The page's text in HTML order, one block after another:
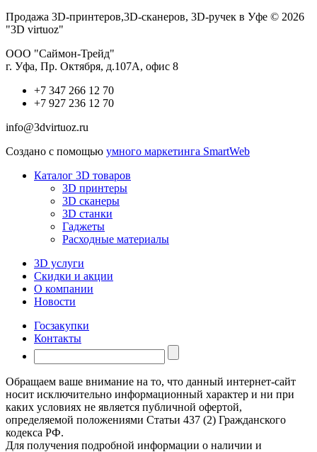
Продажа 3D-принтеров,3D-сканеров, 3D-ручек в Уфе © 2026
"3D virtuoz"
ООО "Саймон-Трейд"
г. Уфа, Пр. Октября, д.107А, офис 8
+7 347 266 12 70
+7 927 236 12 70
info@3dvirtuoz.ru
Создано с помощью умного маркетинга SmartWeb
Каталог 3D товаров
3D принтеры
3D сканеры
3D станки
Гаджеты
Расходные материалы
3D услуги
Скидки и акции
О компании
Новости
Госзакупки
Контакты
Обращаем ваше внимание на то, что данный интернет-сайт
носит исключительно информационный характер и ни при
каких условиях не является публичной офертой,
определяемой положениями Статьи 437 (2) Гражданского
кодекса РФ.
Для получения подробной информации о наличии и